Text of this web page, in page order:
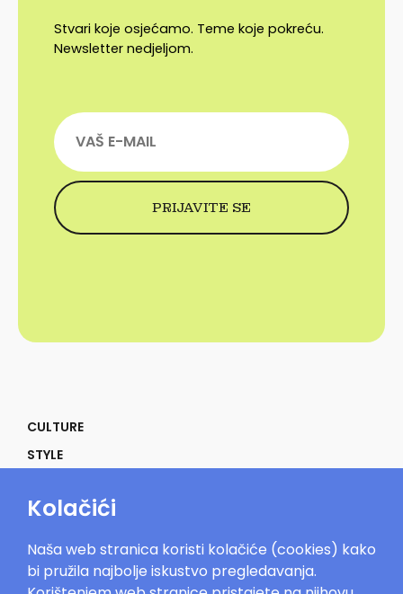
Stvari koje osjećamo. Teme koje pokreću.
Newsletter nedjeljom.
CULTURE
STYLE
POWER
IN THE MOOD
Kolačići
Naša web stranica koristi kolačiće (cookies) kako
bi pružila najbolje iskustvo pregledavanja.